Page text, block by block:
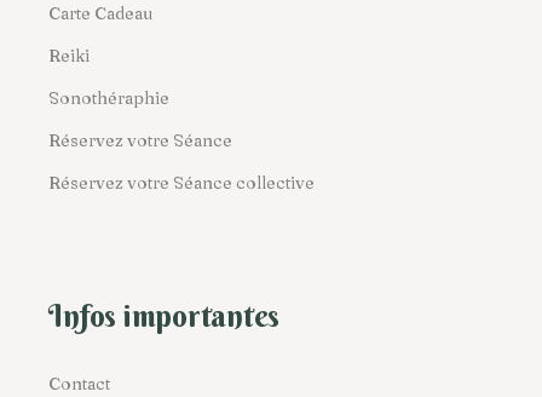
Carte Cadeau
Reiki
Sonothéraphie
Réservez votre Séance
Réservez votre Séance collective
Infos importantes
Contact